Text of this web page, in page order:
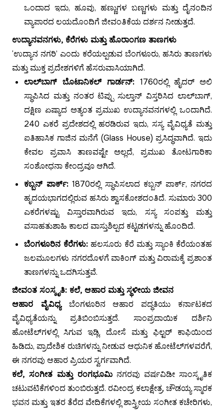
ಒಂದಾದ ಇದು, ಹೂವು, ಹಣ್ಣುಗಳ ಬಣ್ಣಗಳು ಮತ್ತು ದೈನಂದಿನ
ವ್ಯಾಪಾರದ ಲಯದೊಂದಿಗೆ ಜೀವಂತಿಕೆಯ ದರ್ಶನ ನೀಡುತ್ತದೆ.
ಉದ್ಯಾನವನಗಳು, ಕೆರೆಗಳು ಮತ್ತು ಹೊರಾಂಗಣ ತಾಣಗಳು
‘ಉದ್ಯಾನ ನಗರಿ’ ಎಂದು ಕರೆಯಲ್ಪಡುವ ಬೆಂಗಳೂರು, ಹಸಿರು ತಾಣಗಳು
ಮತ್ತು ಮುಕ್ತ ಪ್ರದೇಶಗಳಿಗೆ ಹೆಸರುವಾಸಿಯಾಗಿದೆ.
ಲಾಲ್‌ಬಾಗ್ ಬೊಟಾನಿಕಲ್ ಗಾರ್ಡನ್: 1760ರಲ್ಲಿ ಹೈದರ್ ಅಲಿ
ಸ್ಥಾಪಿಸಿದ ಮತ್ತು ನಂತರ ಟಿಪ್ಪು ಸುಲ್ತಾನ್ ವಿಸ್ತರಿಸಿದ ಲಾಲ್‌ಬಾಗ್,
ದಕ್ಷಿಣ ಏಷ್ಯಾದ ಅತ್ಯಂತ ಪ್ರಮುಖ ಉದ್ಯಾನವನಗಳಲ್ಲಿ ಒಂದಾಗಿದೆ.
240 ಎಕರೆ ಪ್ರದೇಶದಲ್ಲಿ ಹರಡಿರುವ ಇದು, ಸಸ್ಯ ವೈವಿಧ್ಯತೆ ಮತ್ತು
ಐತಿಹಾಸಿಕ ಗಾಜಿನ ಮನೆಗೆ (Glass House) ಪ್ರಸಿದ್ಧವಾಗಿದೆ. ಇದು
ಕೇವಲ ಪ್ರವಾಸಿ ತಾಣವಷ್ಟೇ ಅಲ್ಲದೆ, ಪ್ರಮುಖ ತೋಟಗಾರಿಕಾ
ಸಂಶೋಧನಾ ಕೇಂದ್ರವೂ ಆಗಿದೆ.
ಕಬ್ಬನ್ ಪಾರ್ಕ್: 1870ರಲ್ಲಿ ಸ್ಥಾಪಿಸಲಾದ ಕಬ್ಬನ್ ಪಾರ್ಕ್, ನಗರದ
ಹೃದಯಭಾಗದಲ್ಲಿರುವ ಹಸಿರು ಶ್ವಾಸಕೋಶದಂತಿದೆ. ಸುಮಾರು 300
ಎಕರೆಗಳಷ್ಟು ವಿಸ್ತಾರವಾಗಿರುವ ಇದು, ಸಸ್ಯ ಸಂಪತ್ತು ಮತ್ತು
ವಸಾಹತುಶಾಹಿ ಕಾಲದ ವಾಸ್ತುಶಿಲ್ಪದ ಕಟ್ಟಡಗಳನ್ನು ಹೊಂದಿದೆ.
ಬೆಂಗಳೂರಿನ ಕೆರೆಗಳು: ಹಲಸೂರು ಕೆರೆ ಮತ್ತು ಸ್ಯಾಂಕಿ ಕೆರೆಯಂತಹ
ಜಲಮೂಲಗಳು ನಗರದೊಳಗೆ ವಾಕಿಂಗ್ ಮತ್ತು ವಿರಾಮಕ್ಕೆ ಪ್ರಶಾಂತ
ತಾಣಗಳನ್ನು ಒದಗಿಸುತ್ತವೆ.
ಜೀವಂತ ಸಂಸ್ಕೃತಿ: ಕಲೆ, ಆಹಾರ ಮತ್ತು ಸ್ಥಳೀಯ ಜೀವನ
ಆಹಾರ ವೈವಿಧ್ಯ ಬೆಂಗಳೂರಿನ ಆಹಾರ ಪದ್ಧತಿಯು ಕರ್ನಾಟಕದ
ವೈವಿಧ್ಯತೆಯನ್ನು ಪ್ರತಿಬಿಂಬಿಸುತ್ತದೆ. ಸಾಂಪ್ರದಾಯಿಕ ದರ್ಶಿನಿ
ಹೋಟೆಲ್‌ಗಳಲ್ಲಿ ಸಿಗುವ ಇಡ್ಲಿ, ದೋಸೆ ಮತ್ತು ಫಿಲ್ಟರ್ ಕಾಫಿಯಿಂದ
ಹಿಡಿದು, ಪ್ರಾದೇಶಿಕ ರುಚಿಗಳನ್ನು ನೀಡುವ ಆಧುನಿಕ ಹೋಟೆಲ್‌ಗಳವರೆಗೆ,
ಈ ನಗರವು ಆಹಾರ ಪ್ರಿಯರ ಸ್ವರ್ಗವಾಗಿದೆ.
ಕಲೆ, ಸಂಗೀತ ಮತ್ತು ರಂಗಭೂಮಿ ನಗರವು ವರ್ಷವಿಡೀ ಸಾಂಸ್ಕೃತಿಕ
ಚಟುವಟಿಕೆಗಳಿಂದ ತುಂಬಿರುತ್ತದೆ. ರವೀಂದ್ರ ಕಲಾಕ್ಷೇತ್ರ, ಚೌಡಯ್ಯ ಸ್ಮಾರಕ
ಭವನ ಮತ್ತು ಇತರ ತೆರೆದ ವೇದಿಕೆಗಳಲ್ಲಿ ಶಾಸ್ತ್ರೀಯ ಸಂಗೀತ ಕಚೇರಿಗಳು,